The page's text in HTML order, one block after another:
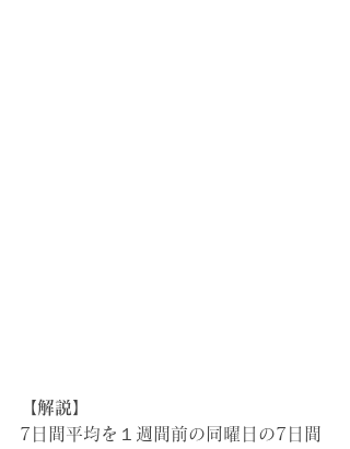
【解説】
7日間平均を１週間前の同曜日の7日間